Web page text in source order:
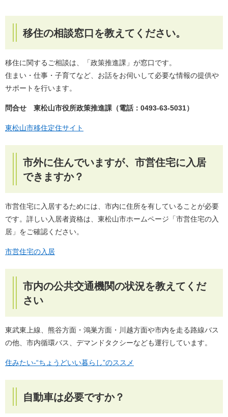
移住の相談窓口を教えてください。
移住に関するご相談は、「政策推進課」が窓口です。
住まい・仕事・子育てなど、お話をお伺いして必要な情報の提供や
サポートを行います。
問合せ 東松山市役所政策推進課（電話：0493-63-5031）
東松山市移住定住サイト
市外に住んでいますが、市営住宅に入居
できますか？
市営住宅に入居するためには、市内に住所を有していることが必要
です。詳しい入居者資格は、東松山市ホームページ「市営住宅の入
居」をご確認ください。
市営住宅の入居
市内の公共交通機関の状況を教えてくだ
さい
東武東上線、熊谷方面・鴻巣方面・川越方面や市内を走る路線バス
の他、市内循環バス、デマンドタクシーなども運行しています。
住みたい-“ちょうどいい暮らし”のススメ
自動車は必要ですか？